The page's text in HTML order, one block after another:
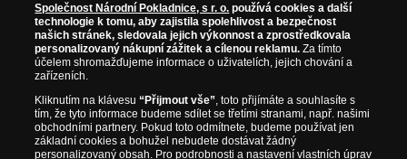
Společnost Národní Pokladnice, s r. o. používá cookies a další
technologie k tomu, aby zajistila spolehlivost a bezpečnost
našich stránek, sledovala jejich výkonnost a zprostředkovala
personalizovaný nákupní zážitek a cílenou reklamu. Za tímto
účelem shromažďujeme informace o uživatelích, jejich chování a
zařízeních.
Kliknutím na klávesu“Přijmout vše”, toto přijímáte a souhlasíte s
tím, že tyto informace budeme sdílet se třetími stranami, např. našimi
obchodními partnery. Pokud toto odmítnete, budeme používat jen
základní cookies a bohužel nebudete dostávat žádný
personalizovaný obsah. Pro podrobnosti a nastavení vlastních úprav